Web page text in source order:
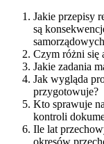
Jakie przepisy
są
Czym różni się
Jakie zadania
Jak wygląda
przygotowuje?
Kto sprawuje
kontroli
Ile lat